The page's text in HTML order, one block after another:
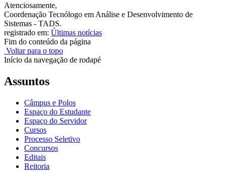
Atenciosamente,
Coordenação Tecnólogo em Análise e Desenvolvimento de
Sistemas - TADS.
registrado em: Últimas notícias
Fim do conteúdo da página
Voltar para o topo
Início da navegação de rodapé
Assuntos
Câmpus e Polos
Espaço do Estudante
Espaço do Servidor
Cursos
Processo Seletivo
Concursos
Editais
Reitoria